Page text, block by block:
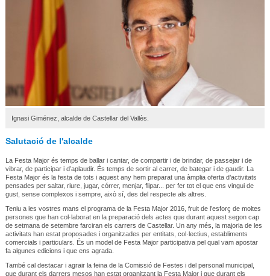
Ignasi Giménez, alcalde de Castellar del Vallès.
Salutació de l'alcalde
La Festa Major és temps de ballar i cantar, de compartir i de brindar, de passejar i de
vibrar, de participar i d’aplaudir. És temps de sortir al carrer, de bategar i de gaudir. La
Festa Major és la festa de tots i aquest any hem preparat una àmplia oferta d’activitats
pensades per saltar, riure, jugar, córrer, menjar, flipar... per fer tot el que ens vingui de
gust, sense complexos i sempre, això sí, des del respecte als altres.
Teniu a les vostres mans el programa de la Festa Major 2016, fruit de l’esforç de moltes
persones que han col·laborat en la preparació dels actes que durant aquest segon cap
de setmana de setembre farciran els carrers de Castellar. Un any més, la majoria de les
activitats han estat proposades i organitzades per entitats, col·lectius, establiments
comercials i particulars. És un model de Festa Major participativa pel qual vam apostar
fa algunes edicions i que ens agrada.
També cal destacar i agrair la feina de la Comissió de Festes i del personal municipal,
que durant els darrers mesos han estat organitzant la Festa Major i que durant els